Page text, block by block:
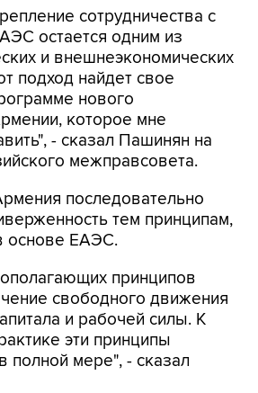
сотрудничества с
остается одним из
и внешнеэкономических
подход найдет свое
нового
которое мне
- сказал Пашинян на
межправсовета.
последовательно
тем принципам,
основе ЕАЭС.
принципов
свободного движения
и рабочей силы. К
эти принципы
полной мере", - сказал